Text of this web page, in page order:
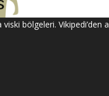
bölgeleri. Vikipedi’den